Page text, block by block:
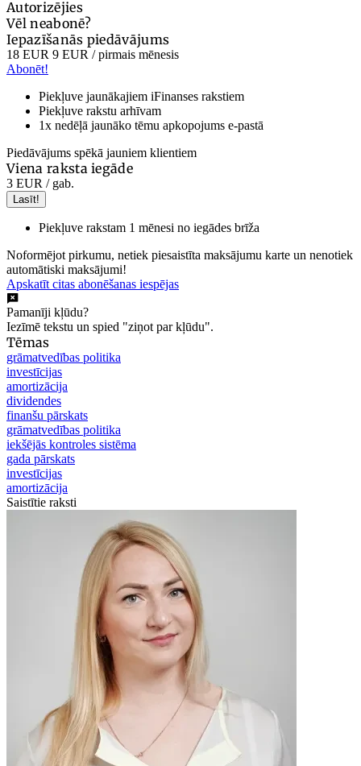
Autorizējies
Vēl neabonē?
Iepazīšanās piedāvājums
18 EUR 9 EUR / pirmais mēnesis
Abonēt!
Piekļuve jaunākajiem iFinanses rakstiem
Piekļuve rakstu arhīvam
1x nedēļā jaunāko tēmu apkopojums e-pastā
Piedāvājums spēkā jauniem klientiem
Viena raksta iegāde
3 EUR / gab.
Lasīt!
Piekļuve rakstam 1 mēnesi no iegādes brīža
Noformējot pirkumu, netiek piesaistīta maksājumu karte un nenotiek
automātiski maksājumi!
Apskatīt citas abonēšanas iespējas
Pamanīji kļūdu?
Iezīmē tekstu un spied "ziņot par kļūdu".
Tēmas
grāmatvedības politika
investīcijas
amortizācija
dividendes
finanšu pārskats
grāmatvedības politika
iekšējās kontroles sistēma
gada pārskats
investīcijas
amortizācija
Saistītie raksti